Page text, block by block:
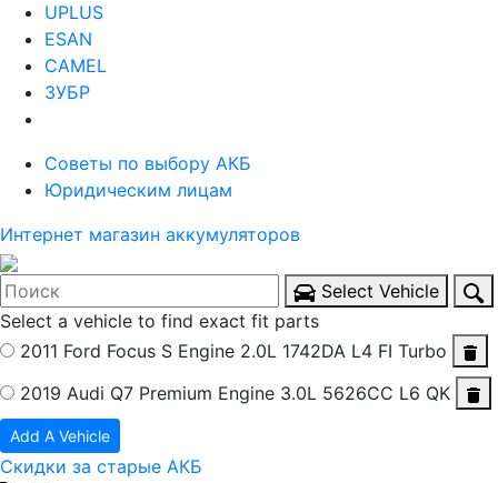
UPLUS
ESAN
CAMEL
ЗУБР
Советы по выбору АКБ
Юридическим лицам
Интернет магазин аккумуляторов
Select Vehicle
Select a vehicle to find exact fit parts
2011 Ford Focus S Engine 2.0L 1742DA L4 FI Turbo
2019 Audi Q7 Premium Engine 3.0L 5626CC L6 QK
Add A Vehicle
Скидки за старые АКБ